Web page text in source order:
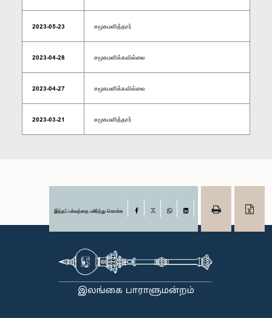
2023-05-23 சமூகமளித்தார்
2023-04-28 சமூகமளிக்கவில்லை
2023-04-27 சமூகமளிக்கவில்லை
2023-03-21 சமூகமளித்தார்
இந்தப் பக்கத்தை பகிர்ந்து கொள்க Facebook